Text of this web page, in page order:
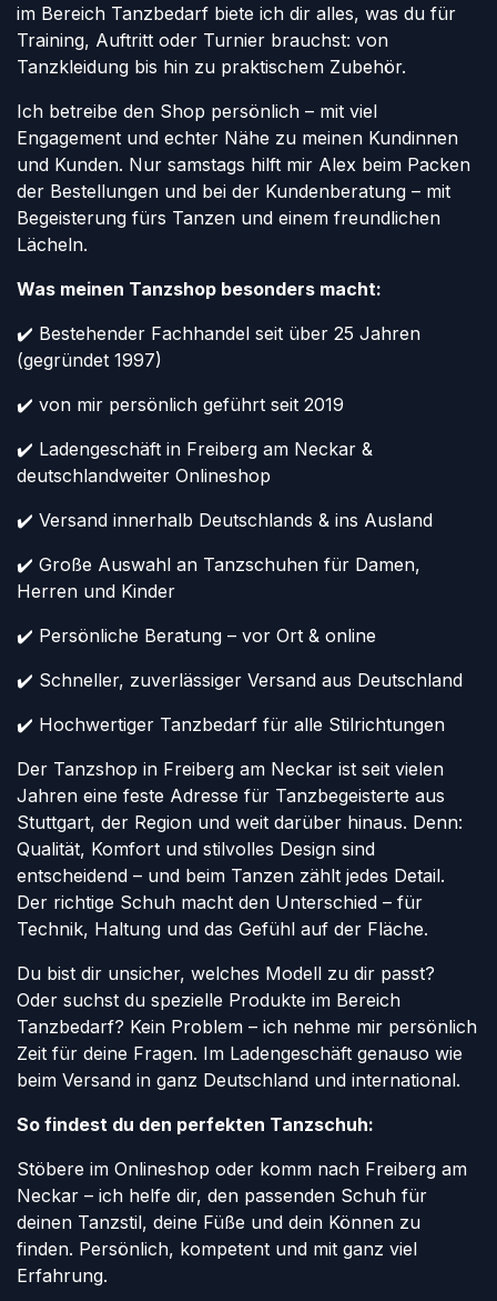
im Bereich Tanzbedarf biete ich dir alles, was du für
Training, Auftritt oder Turnier brauchst: von
Tanzkleidung bis hin zu praktischem Zubehör.
Ich betreibe den Shop persönlich – mit viel
Engagement und echter Nähe zu meinen Kundinnen
und Kunden. Nur samstags hilft mir Alex beim Packen
der Bestellungen und bei der Kundenberatung – mit
Begeisterung fürs Tanzen und einem freundlichen
Lächeln.
Was meinen Tanzshop besonders macht:
✔️ Bestehender Fachhandel seit über 25 Jahren
(gegründet 1997)
✔️ von mir persönlich geführt seit 2019
✔️ Ladengeschäft in Freiberg am Neckar &
deutschlandweiter Onlineshop
✔️ Versand innerhalb Deutschlands & ins Ausland
✔️ Große Auswahl an Tanzschuhen für Damen,
Herren und Kinder
✔️ Persönliche Beratung – vor Ort & online
✔️ Schneller, zuverlässiger Versand aus Deutschland
✔️ Hochwertiger Tanzbedarf für alle Stilrichtungen
Der Tanzshop in Freiberg am Neckar ist seit vielen
Jahren eine feste Adresse für Tanzbegeisterte aus
Stuttgart, der Region und weit darüber hinaus. Denn:
Qualität, Komfort und stilvolles Design sind
entscheidend – und beim Tanzen zählt jedes Detail.
Der richtige Schuh macht den Unterschied – für
Technik, Haltung und das Gefühl auf der Fläche.
Du bist dir unsicher, welches Modell zu dir passt?
Oder suchst du spezielle Produkte im Bereich
Tanzbedarf? Kein Problem – ich nehme mir persönlich
Zeit für deine Fragen. Im Ladengeschäft genauso wie
beim Versand in ganz Deutschland und international.
So findest du den perfekten Tanzschuh:
Stöbere im Onlineshop oder komm nach Freiberg am
Neckar – ich helfe dir, den passenden Schuh für
deinen Tanzstil, deine Füße und dein Können zu
finden. Persönlich, kompetent und mit ganz viel
Erfahrung.